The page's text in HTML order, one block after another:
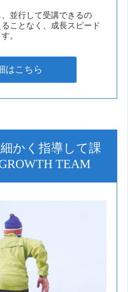
並行して受講できるの
ことなく、成長スピード
。
はこちら
かく指導して課
TEAM